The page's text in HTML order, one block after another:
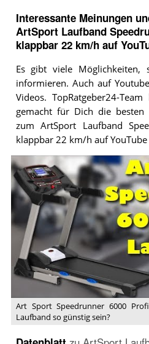
Interessante Meinungen
ArtSport Laufband
klappbar 22 km/h auf
Es gibt viele Möglichkeiten,
informieren. Auch auf
Videos. TopRatgeber24-
gemacht für Dich die besten
zum ArtSport Laufband
klappbar 22 km/h auf
Video:
Art
Sport
Speedrunner
6000
Profi
Laufband
Kann
Profi
Laufband
Art Sport Speedrunner 6000
Laufband so günstig sein?